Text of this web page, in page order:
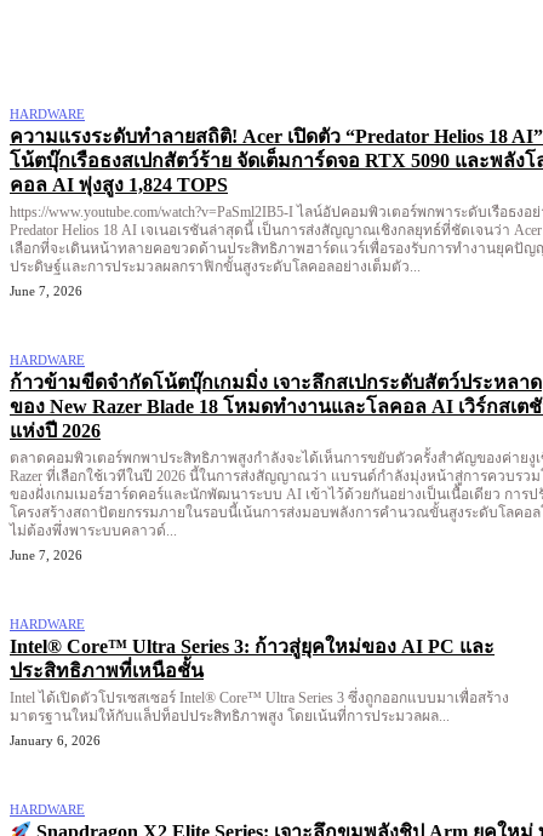
HARDWARE
ความแรงระดับทำลายสถิติ! Acer เปิดตัว “Predator Helios 18 AI”
โน้ตบุ๊กเรือธงสเปกสัตว์ร้าย จัดเต็มการ์ดจอ RTX 5090 และพลังโ
คอล AI พุ่งสูง 1,824 TOPS
https://www.youtube.com/watch?v=PaSml2IB5-I ไลน์อัปคอมพิวเตอร์พกพาระดับเรือธงอย่าง
Predator Helios 18 AI เจเนอเรชันล่าสุดนี้ เป็นการส่งสัญญาณเชิงกลยุทธ์ที่ชัดเจนว่า Acer
เลือกที่จะเดินหน้าทลายคอขวดด้านประสิทธิภาพฮาร์ดแวร์เพื่อรองรับการทำงานยุคปัญ
ประดิษฐ์และการประมวลผลกราฟิกขั้นสูงระดับโลคอลอย่างเต็มตัว...
June 7, 2026
HARDWARE
ก้าวข้ามขีดจำกัดโน้ตบุ๊กเกมมิ่ง เจาะลึกสเปกระดับสัตว์ประหลาด
ของ New Razer Blade 18 โหมดทำงานและโลคอล AI เวิร์กสเต
แห่งปี 2026
ตลาดคอมพิวเตอร์พกพาประสิทธิภาพสูงกำลังจะได้เห็นการขยับตัวครั้งสำคัญของค่ายงู
Razer ที่เลือกใช้เวทีในปี 2026 นี้ในการส่งสัญญาณว่า แบรนด์กำลังมุ่งหน้าสู่การควบรวม
ของฝั่งเกมเมอร์ฮาร์ดคอร์และนักพัฒนาระบบ AI เข้าไว้ด้วยกันอย่างเป็นเนื้อเดียว การป
โครงสร้างสถาปัตยกรรมภายในรอบนี้เน้นการส่งมอบพลังการคำนวณขั้นสูงระดับโลคอ
ไม่ต้องพึ่งพาระบบคลาวด์...
June 7, 2026
HARDWARE
Intel® Core™ Ultra Series 3: ก้าวสู่ยุคใหม่ของ AI PC และ
ประสิทธิภาพที่เหนือชั้น
Intel ได้เปิดตัวโปรเซสเซอร์ Intel® Core™ Ultra Series 3 ซึ่งถูกออกแบบมาเพื่อสร้าง
มาตรฐานใหม่ให้กับแล็ปท็อปประสิทธิภาพสูง โดยเน้นที่การประมวลผล...
January 6, 2026
HARDWARE